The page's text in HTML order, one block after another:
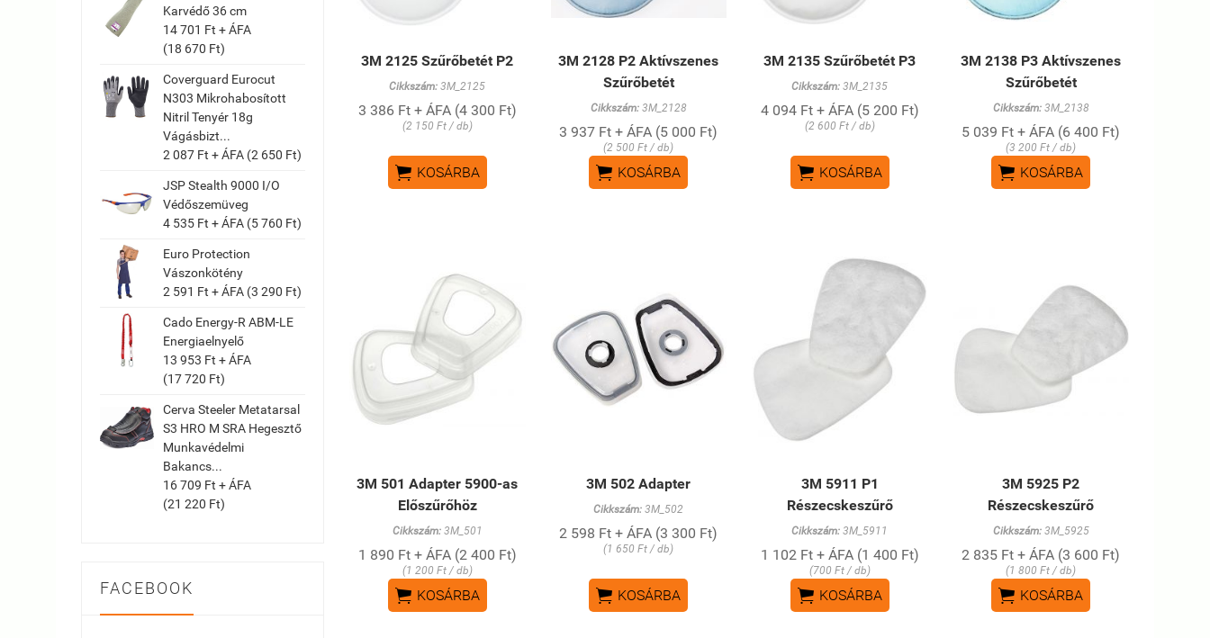
Karvédő 36 cm
14 701 Ft + ÁFA
(18 670 Ft)
Coverguard Eurocut
N303 Mikrohabosított
Nitril Tenyér 18g
Vágásbizt...
2 087 Ft + ÁFA (2 650 Ft)
JSP Stealth 9000 I/O
Védőszemüveg
4 535 Ft + ÁFA (5 760 Ft)
Euro Protection
Vászonkötény
2 591 Ft + ÁFA (3 290 Ft)
Cado Energy-R ABM-LE
Energiaelnyelő
13 953 Ft + ÁFA
(17 720 Ft)
Cerva Steeler Metatarsal
S3 HRO M SRA Hegesztő
Munkavédelmi
Bakancs...
16 709 Ft + ÁFA
(21 220 Ft)
FACEBOOK
3M 2125 Szűrőbetét P2
Cikkszám: 3M_2125
3 386 Ft + ÁFA (4 300 Ft)
(2 150 Ft / db)
 KOSÁRBA
3M 2128 P2 Aktívszenes
Szűrőbetét
Cikkszám:3M_2128
3 937 Ft + ÁFA (5 000 Ft)
(2 500 Ft / db)
 KOSÁRBA
3M 2135 Szűrőbetét P3
Cikkszám: 3M_2135
4 094 Ft + ÁFA (5 200 Ft)
(2 600 Ft / db)
 KOSÁRBA
3M 2138 P3 Aktívszenes
Szűrőbetét
Cikkszám:3M_2138
5 039 Ft + ÁFA (6 400 Ft)
(3 200 Ft / db)
 KOSÁRBA
3M 501 Adapter 5900-as
Előszűrőhöz
Cikkszám:3M_501
1 890 Ft + ÁFA (2 400 Ft)
(1 200 Ft / db)
 KOSÁRBA
3M 502 Adapter
Cikkszám: 3M_502
2 598 Ft + ÁFA (3 300 Ft)
(1 650 Ft / db)
 KOSÁRBA
3M 5911 P1
Részecskeszűrő
Cikkszám: 3M_5911
1 102 Ft + ÁFA (1 400 Ft)
(700 Ft / db)
 KOSÁRBA
3M 5925 P2
Részecskeszűrő
Cikkszám:3M_5925
2 835 Ft + ÁFA (3 600 Ft)
(1 800 Ft / db)
 KOSÁRBA